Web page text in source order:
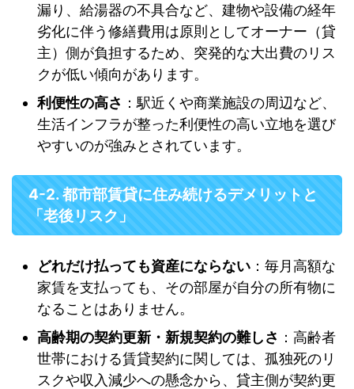
漏り、給湯器の不具合など、建物や設備の経年
劣化に伴う修繕費用は原則としてオーナー（貸
主）側が負担するため、突発的な大出費のリス
クが低い傾向があります。
利便性の高さ ：駅近くや商業施設の周辺など、
生活インフラが整った利便性の高い立地を選び
やすいのが強みとされています。
4-2. 都市部賃貸に住み続けるデメリットと
「老後リスク」
どれだけ払っても資産にならない ：毎月高額な
家賃を支払っても、その部屋が自分の所有物に
なることはありません。
高齢期の契約更新・新規契約の難しさ ：高齢者
世帯における賃貸契約に関しては、孤独死のリ
スクや収入減少への懸念から、貸主側が契約更